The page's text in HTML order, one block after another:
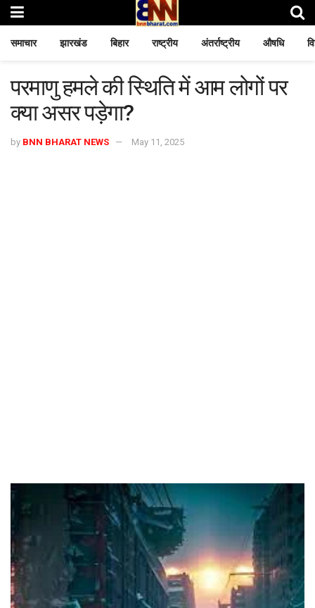
समाचार झारखंड बिहार राष्ट्रीय अंतर्राष्ट्रीय औषधि
परमाणु हमले की स्थिति में आम लोगों पर
क्या असर पड़ेगा?
by BNN BHARAT NEWS May 11, 2025